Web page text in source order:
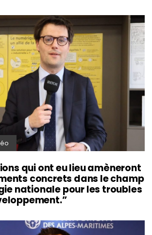
qui ont eu lieu amèneront
concrets dans le champ
nationale pour les troubles